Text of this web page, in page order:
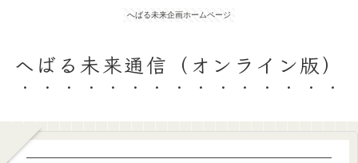
へばる未来企画ホームページ
へばる未来通信（オンライン版）